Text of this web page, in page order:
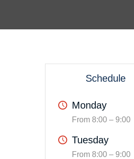
Schedule
Monday
From 8:00 – 9:00
Tuesday
From 8:00 – 9:00